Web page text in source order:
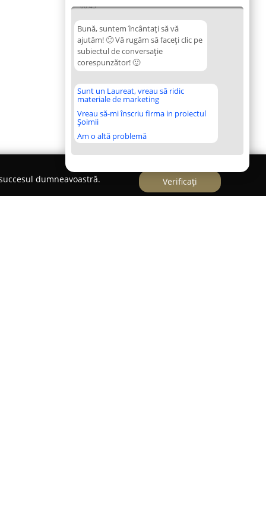
06:43
Bună, suntem încântați să vă
ajutăm! 🙂 Vă rugăm să faceți clic pe
subiectul de conversație
corespunzător! 🙂
Sunt un Laureat, vreau să ridic
materiale de marketing
Vreau să-mi înscriu firma in proiectul
Șoimii
Am o altă problemă
dumneavoastră. Verificați